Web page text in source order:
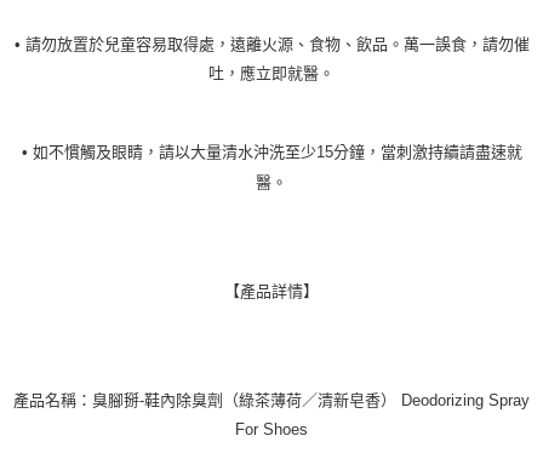
• 請勿放置於兒童容易取得處，遠離火源、食物、飲品。萬一誤食，請勿催
吐，應立即就醫。
• 如不慣觸及眼睛，請以大量清水沖洗至少15分鐘，當刺激持續請盡速就
醫。
【產品詳情】
產品名稱：臭腳掰-鞋內除臭劑（綠茶薄荷／清新皂香） Deodorizing Spray
For Shoes